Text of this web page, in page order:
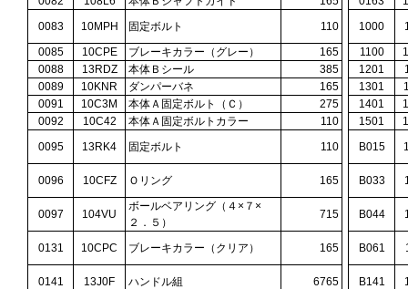
0083
10MPH 固定ボルト 110 1000
0085
10CPE ブレーキカラー（グレー） 165 1100
0088
13RDZ 本体Ｂシール 385 1201
0089
10KNR ダンパーバネ 165 1301
0091
10C3M 本体Ａ固定ボルト（Ｃ） 275 1401
0092
10C42 本体Ａ固定ボルトカラー 110 1501
0095
13RK4 固定ボルト 110 B015
0096 10CFZ Ｏリング 165 B033
0097 104VU
ボールベアリング（４×７×
２．５）
715 B044
0131 10CPC ブレーキカラー（クリア） 165 B061
0141 13J0F ハンドル組 6765 B141